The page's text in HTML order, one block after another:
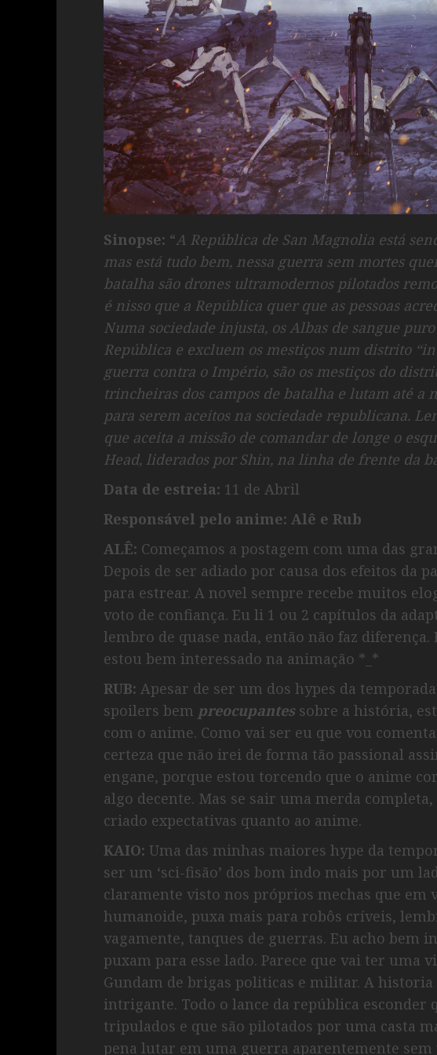
Sinopse: “A República de San Magnolia está
mas está tudo bem, nessa guerra sem mortes
batalha são drones ultramodernos pilotados
é nisso que a República quer que as pessoas
Numa sociedade injusta, os Albas de sangue
República e excluem os mestiços num distrito
guerra contra o Império, são os mestiços do
trincheiras dos campos de batalha e lutam até a
para serem aceitos na sociedade republicana.
que aceita a missão de comandar de longe o
Head, liderados por Shin, na linha de frente da
Data de estreia: 11 de Abril
Responsável pelo anime: Alê e Rub
ALÊ: Começamos a postagem com uma das
Depois de ser adiado por causa dos efeitos da
para estrear. A novel sempre recebe muitos
voto de confiança. Eu li 1 ou 2 capítulos da
lembro de quase nada, então não faz diferença.
estou bem interessado na animação *_*
RUB: Apesar de ser um dos hypes da
spoilers bem preocupantessobre a história,
com o anime. Como vai ser eu que vou
certeza que não irei de forma tão passional
engane, porque estou torcendo que o anime
algo decente. Mas se sair uma merda
criado expectativas quanto ao anime.
KAIO: Uma das minhas maiores hype da
ser um ‘sci-fisão’ dos bom indo mais por um
claramente visto nos próprios mechas que em
humanoide, puxa mais para robôs críveis,
vagamente, tanques de guerras. Eu acho bem
puxam para esse lado. Parece que vai ter uma
Gundam de brigas politicas e militar. A historia
intrigante. Todo o lance da república esconder
tripulados e que são pilotados por uma casta
pena lutar em uma guerra aparentemente